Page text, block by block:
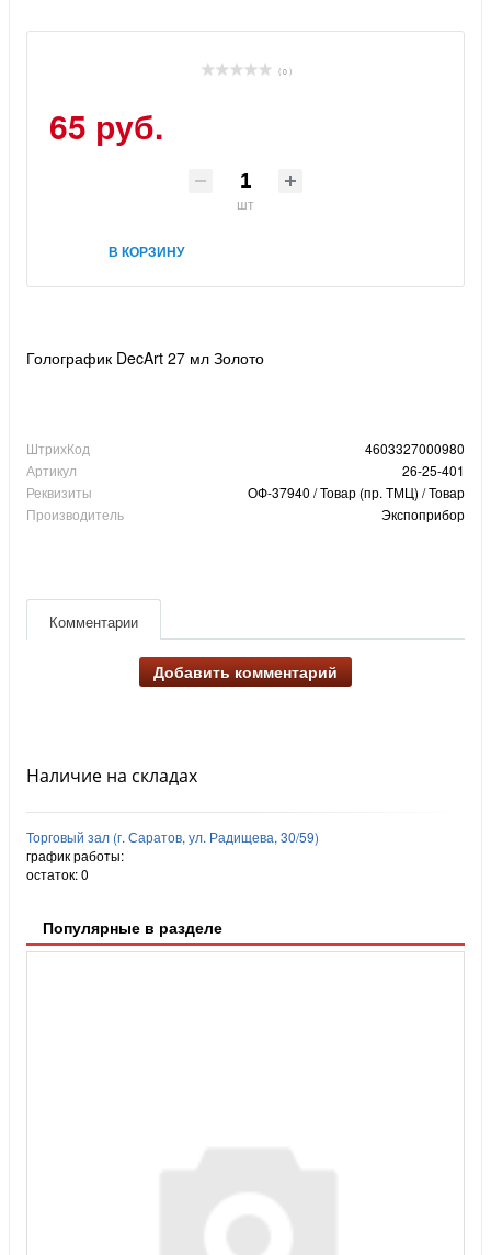
( 0 )
65 руб.
шт
В КОРЗИНУ
Голографик DecArt 27 мл Золото
ШтрихКод
4603327000980
Артикул
26-25-401
Реквизиты
ОФ-37940 / Товар (пр. ТМЦ) / Товар
Производитель
Экспоприбор
Комментарии
Добавить комментарий
Наличие на складах
Торговый зал (г. Саратов, ул. Радищева, 30/59)
график работы:
остаток:0
Популярные в разделе